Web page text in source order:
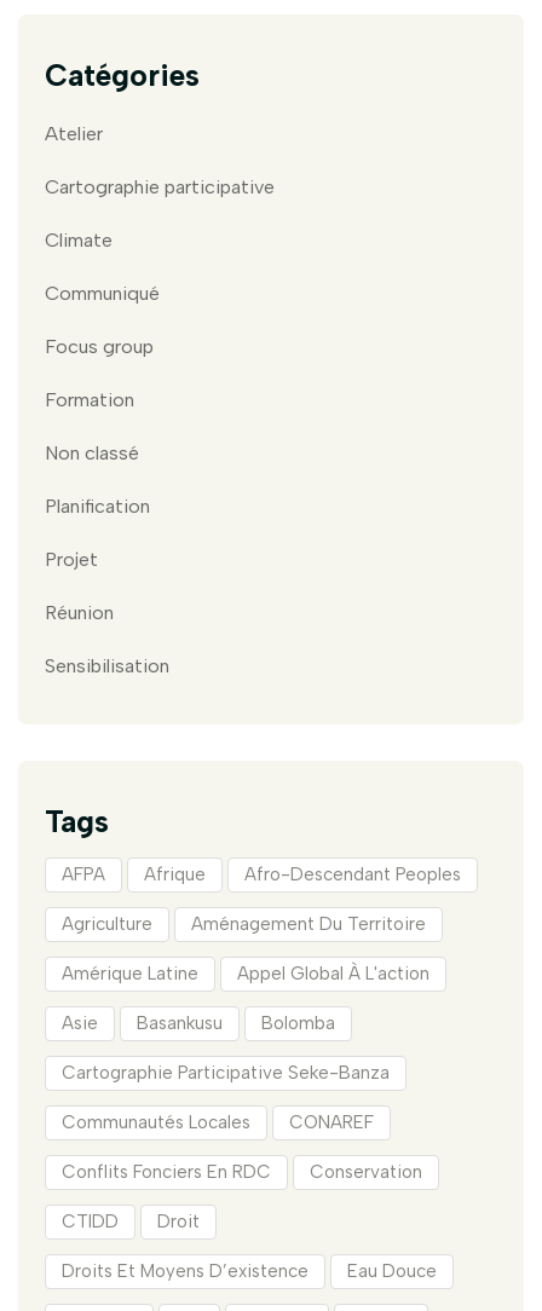
Catégories
Atelier
Cartographie participative
Climate
Communiqué
Focus group
Formation
Non classé
Planification
Projet
Réunion
Sensibilisation
Tags
AFPA Afrique Afro-Descendant Peoples
Agriculture Aménagement Du Territoire
Amérique Latine Appel Global À L'action
Asie Basankusu Bolomba
Cartographie Participative Seke-Banza
Communautés Locales CONAREF
Conflits Fonciers En RDC Conservation
CTIDD Droit
Droits Et Moyens D’existence Eau Douce